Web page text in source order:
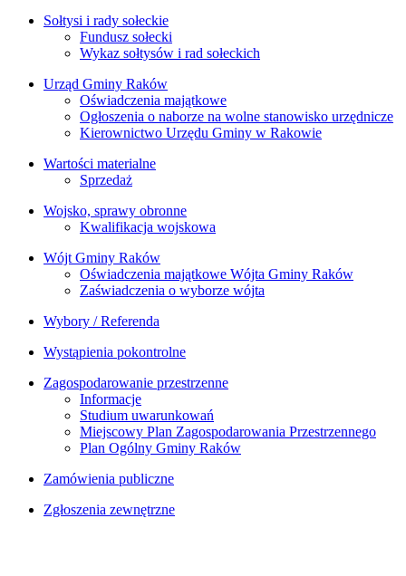
Sołtysi i rady sołeckie
Fundusz sołecki
Wykaz sołtysów i rad sołeckich
Urząd Gminy Raków
Oświadczenia majątkowe
Ogłoszenia o naborze na wolne stanowisko urzędnicze
Kierownictwo Urzędu Gminy w Rakowie
Wartości materialne
Sprzedaż
Wojsko, sprawy obronne
Kwalifikacja wojskowa
Wójt Gminy Raków
Oświadczenia majątkowe Wójta Gminy Raków
Zaświadczenia o wyborze wójta
Wybory / Referenda
Wystąpienia pokontrolne
Zagospodarowanie przestrzenne
Informacje
Studium uwarunkowań
Miejscowy Plan Zagospodarowania Przestrzennego
Plan Ogólny Gminy Raków
Zamówienia publiczne
Zgłoszenia zewnętrzne